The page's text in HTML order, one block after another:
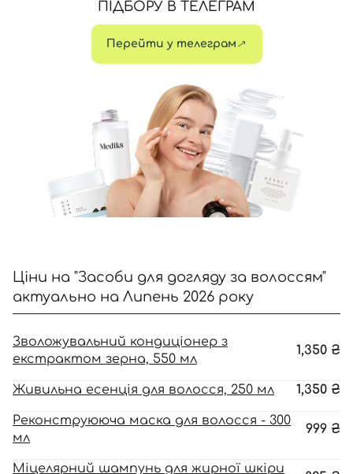
ПІДБОРУ В ТЕЛЕГРАМ
Перейти у телеграм
Ціни на "Засоби для догляду за волоссям"
актуально на Липень 2026 року
Зволожувальний кондиціонер з
екстрактом зерна, 550 мл
1,350 ₴
Живильна есенція для волосся, 250 мл 1,350 ₴
Реконструююча маска для волосся - 300
мл
999 ₴
Міцелярний шампунь для жирної шкіри
Відправляючи форму для авторизації/реєстрації ви
приймаєте умовиУгоди користувача
Далі
Увійти за допомогою e-mail